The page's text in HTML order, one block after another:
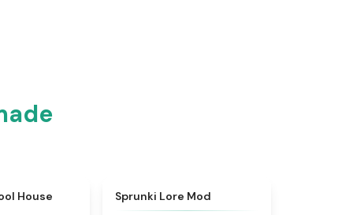
House
Sprunki Lore Mod